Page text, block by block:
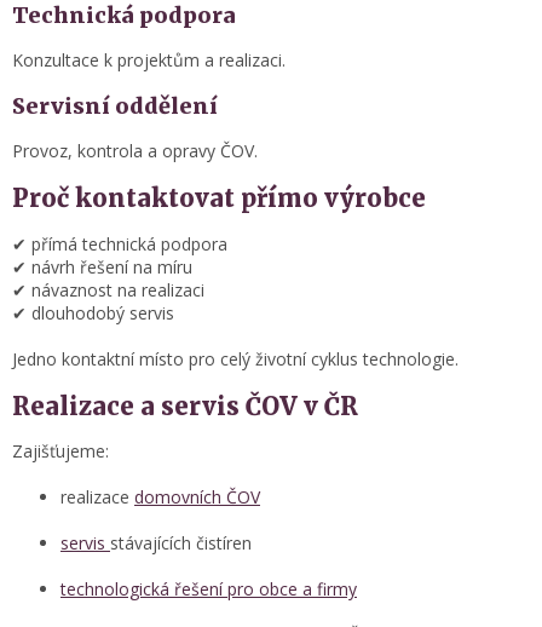
Technická podpora
Konzultace k projektům a realizaci.
Servisní oddělení
Provoz, kontrola a opravy ČOV.
Proč kontaktovat přímo výrobce
✔ přímá technická podpora
✔ návrh řešení na míru
✔ návaznost na realizaci
✔ dlouhodobý servis
Jedno kontaktní místo pro celý životní cyklus technologie.
Realizace a servis ČOV v ČR
Zajišťujeme:
realizace domovních ČOV
servis stávajících čistíren
technologická řešení pro obce a firmy